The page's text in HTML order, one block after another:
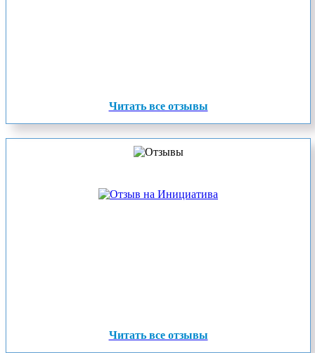
Читать все отзывы
Читать все отзывы